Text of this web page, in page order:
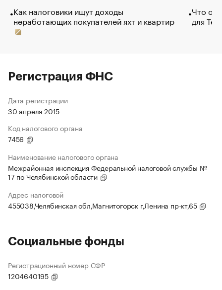
Как налоговики ищут доходы
неработающих покупателей яхт и квартир
Что
для
Регистрация ФНС
Дата регистрации
30 апреля 2015
Код налогового органа
7456
Наименование налогового органа
Межрайонная инспекция Федеральной налоговой службы №
17 по Челябинской области
Адрес налоговой
455038,Челябинская обл,Магнитогорск г,Ленина пр-кт,65
Социальные фонды
Регистрационный номер СФР
1204640195